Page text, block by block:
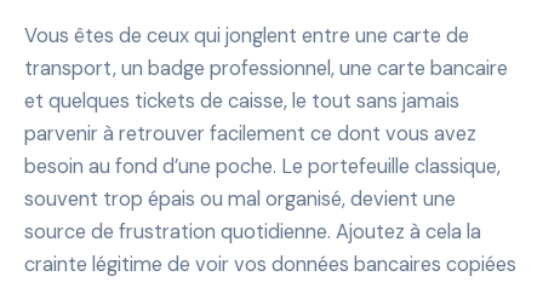
Vous êtes de ceux qui jonglent entre une carte de
transport, un badge professionnel, une carte bancaire
et quelques tickets de caisse, le tout sans jamais
parvenir à retrouver facilement ce dont vous avez
besoin au fond d’une poche. Le portefeuille classique,
souvent trop épais ou mal organisé, devient une
source de frustration quotidienne. Ajoutez à cela la
crainte légitime de voir vos données bancaires copiées